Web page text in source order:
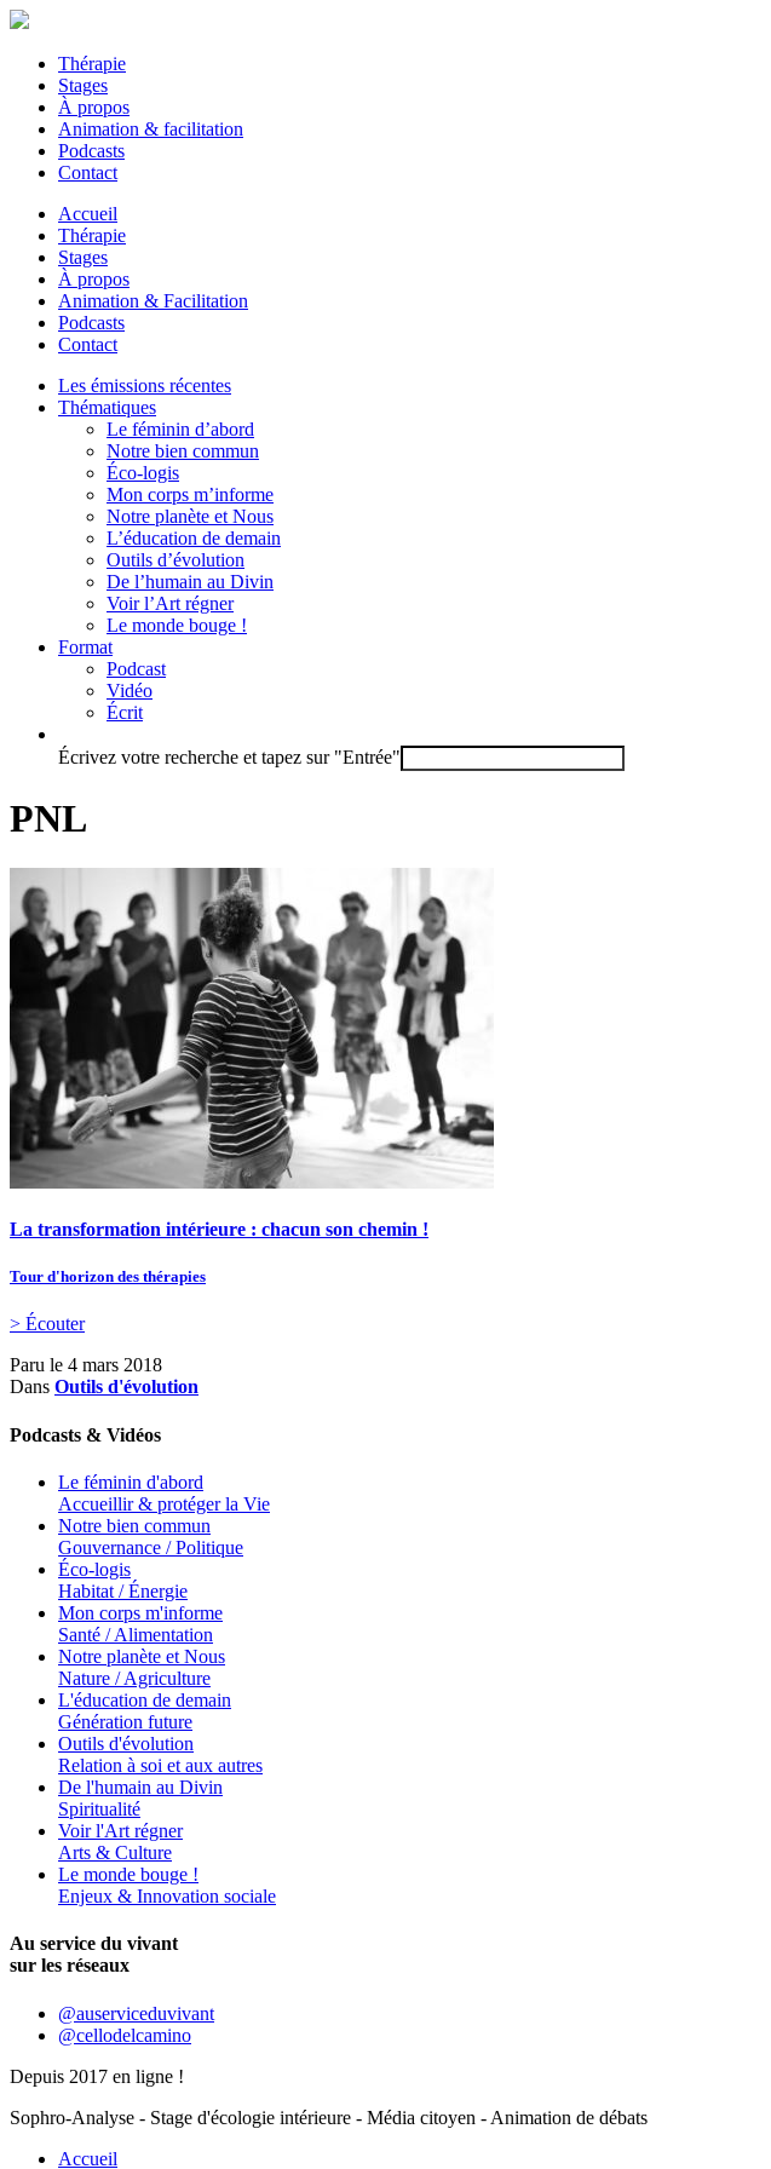
Thérapie
Stages
À propos
Animation & facilitation
Podcasts
Contact
Accueil
Thérapie
Stages
À propos
Animation & Facilitation
Podcasts
Contact
Les émissions récentes
Thématiques
Le féminin d’abord
Notre bien commun
Éco-logis
Mon corps m’informe
Notre planète et Nous
L’éducation de demain
Outils d’évolution
De l’humain au Divin
Voir l’Art régner
Le monde bouge !
Format
Podcast
Vidéo
Écrit
Écrivez votre recherche et tapez sur "Entrée"
PNL
La transformation intérieure : chacun son chemin !
Tour d'horizon des thérapies
> Écouter
Paru le 4 mars 2018
Dans Outils d'évolution
Podcasts & Vidéos
Le féminin d'abord
Accueillir & protéger la Vie
Notre bien commun
Gouvernance / Politique
Éco-logis
Habitat / Énergie
Mon corps m'informe
Santé / Alimentation
Notre planète et Nous
Nature / Agriculture
L'éducation de demain
Génération future
Outils d'évolution
Relation à soi et aux autres
De l'humain au Divin
Spiritualité
Voir l'Art régner
Arts & Culture
Le monde bouge !
Enjeux & Innovation sociale
Au service du vivant
sur les réseaux
@auserviceduvivant
@cellodelcamino
Depuis 2017 en ligne !
Sophro-Analyse - Stage d'écologie intérieure - Média citoyen - Animation de débats
Accueil